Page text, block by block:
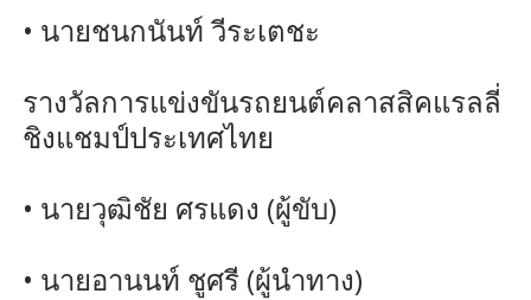
• นายชนกนันท์ วีระเตชะ
รางวัลการแข่งขันรถยนต์คลาสสิคแรลลี่
ชิงแชมป์ประเทศไทย
• นายวุฒิชัย ศรแดง (ผู้ขับ)
• นายอานนท์ ชูศรี (ผู้นำทาง)